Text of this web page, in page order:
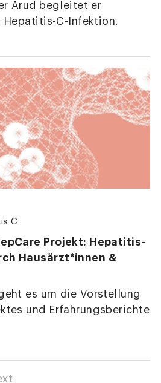
Arud begleitet er
Hepatitis-C-Infektion.
C
Projekt: Hepatitis-
Hausärzt*innen &
es um die Vorstellung
und Erfahrungsberichte